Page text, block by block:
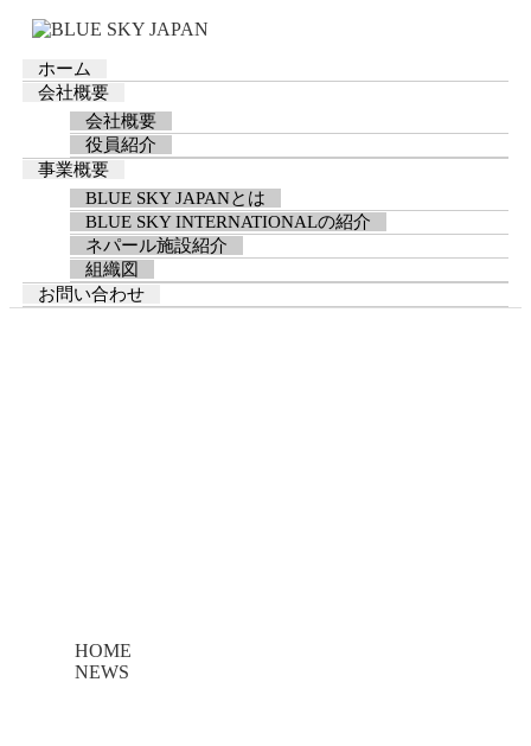
ホーム
会社概要
会社概要
役員紹介
事業概要
BLUE SKY JAPANとは
BLUE SKY INTERNATIONALの紹介
ネパール施設紹介
組織図
お問い合わせ
HOME
NEWS